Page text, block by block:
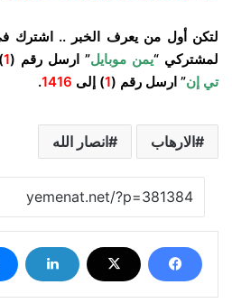
لتكن أول من يعرف الخبر .. اشترك
لمشتركي “يمن موبايل” ارسل رقم (1
تي إن” ارسل رقم (1) إلى 1416
.
الارهاب انصار الله